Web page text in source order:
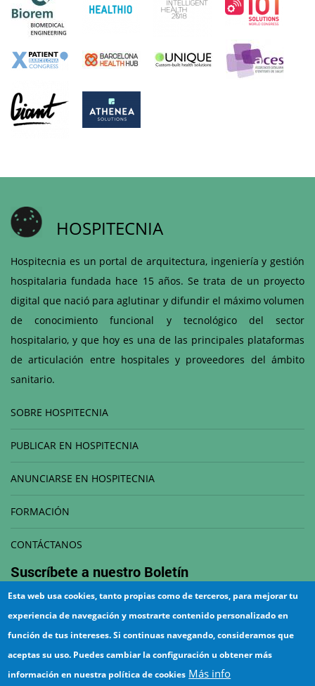
HOSPITECNIA
Hospitecnia es un portal de arquitectura, ingeniería y gestión
hospitalaria fundada hace 15 años. Se trata de un proyecto
digital que nació para aglutinar y difundir el máximo volumen
de conocimiento funcional y tecnológico del sector
hospitalario, y que hoy es una de las principales plataformas
de articulación entre hospitales y proveedores del ámbito
sanitario.
SOBRE HOSPITECNIA
PUBLICAR EN HOSPITECNIA
ANUNCIARSE EN HOSPITECNIA
FORMACIÓN
CONTÁCTANOS
Suscríbete a nuestro Boletín
¡Suscríbete!
Esta web usa cookies, tanto propias como de terceros, para mejorar tu
experiencia de navegación y mostrarte contenido personalizado en
función de tus intereses. Si continuas navegando, consideramos que
aceptas su uso. Puedes cambiar la configuración u obtener más
información en nuestra política de cookies Más info